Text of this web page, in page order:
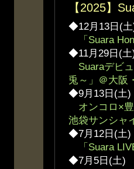
【2025】
◆12月13日(
「Suara
◆11月29日(土
Suaraデビ
兎～」＠大阪
◆9月13日(土)
オンコロ×
池袋サンシャ
◆7月12日(土)
「Suara
◆7月5日(土)